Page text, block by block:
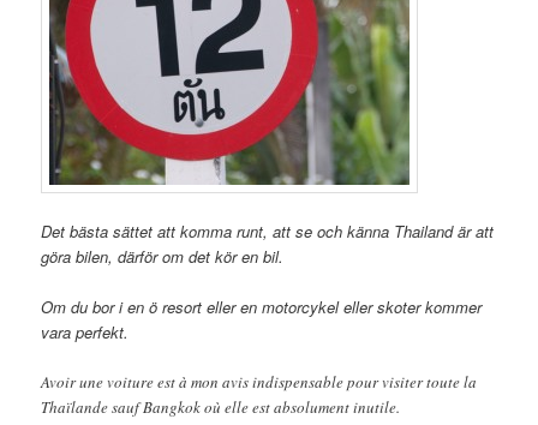
Det bästa sättet att komma runt, att se och känna Thailand är att
göra bilen, därför om det kör en bil.
Om du bor i en ö resort eller en motorcykel eller skoter kommer
vara perfekt.
Avoir une voiture est à mon avis indispensable pour visiter toute la
Thaïlande sauf Bangkok où elle est absolument inutile.